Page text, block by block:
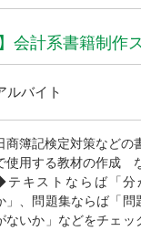
会計系書籍制作
ルバイト
商簿記検定対策などの
使用する教材の作成
キストならば「分
」、問題集ならば「問
ないか」などをチェッ